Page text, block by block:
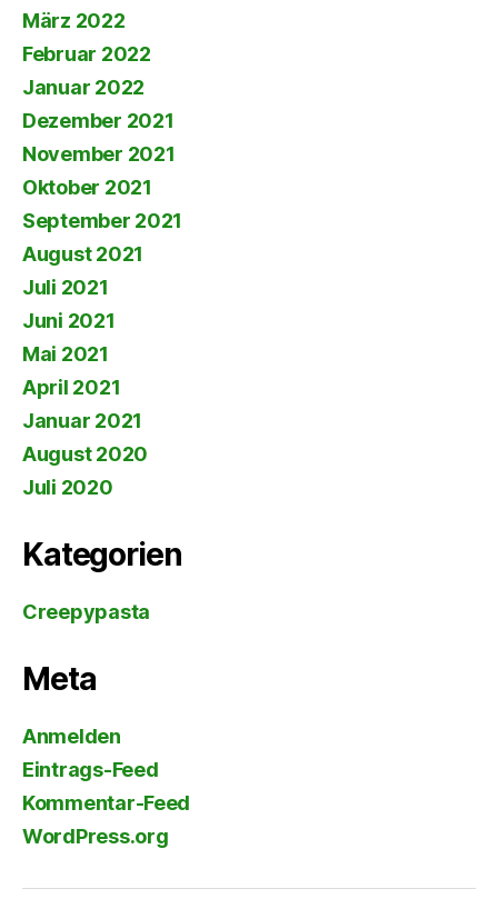
März 2022
Februar 2022
Januar 2022
Dezember 2021
November 2021
Oktober 2021
September 2021
August 2021
Juli 2021
Juni 2021
Mai 2021
April 2021
Januar 2021
August 2020
Juli 2020
Kategorien
Creepypasta
Meta
Anmelden
Eintrags-Feed
Kommentar-Feed
WordPress.org